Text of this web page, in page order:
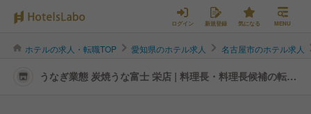
ログイン 新規登録 気になる MENU
ホテルの求人・転職TOP 愛知県のホテル求人 名古屋市のホテル求人
うなぎ業態 炭焼うな富士 栄店 | 料理長・料理長候補の転